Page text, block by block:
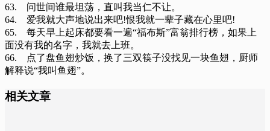
63. 问世间谁最坦荡，直叫我当仁不让。
64. 爱我就大声地说出来吧!恨我就一辈子藏在心里吧!
65. 每天早上起床都要看一遍“福布斯”富翁排行榜，如果上
面没有我的名字，我就去上班。
66. 点了盘鱼翅炒饭，换了三双筷子没找见一块鱼翅，厨师
解释说“我叫鱼翅”。
相关文章